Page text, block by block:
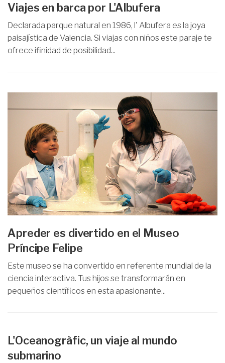
Viajes en barca por L'Albufera
Declarada parque natural en 1986, l' Albufera es la joya
paisajística de Valencia. Si viajas con niños este paraje te
ofrece ifinidad de posibilidad...
Apreder es divertido en el Museo
Príncipe Felipe
Este museo se ha convertido en referente mundial de la
ciencia interactiva. Tus hijos se transformarán en
pequeños científicos en esta apasionante...
L'Oceanogràfic, un viaje al mundo
submarino